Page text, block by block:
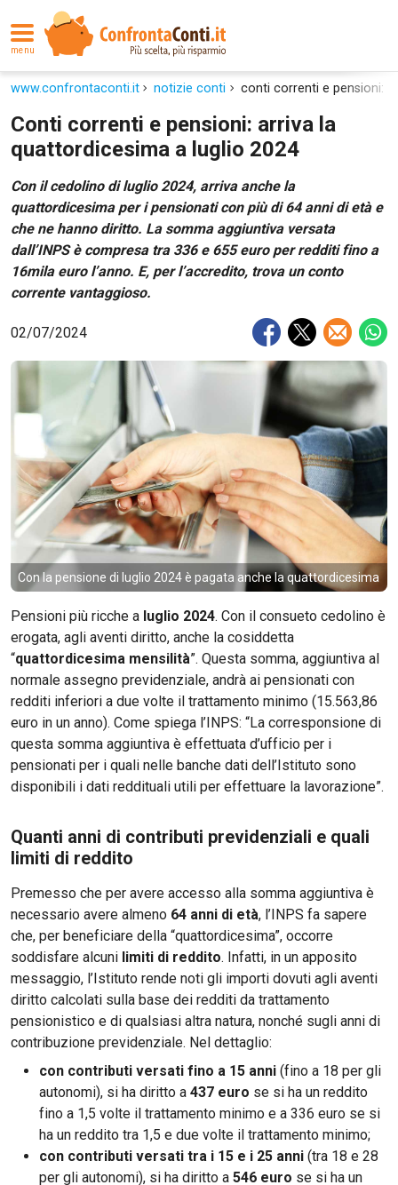
menu
www.confrontaconti.it notizie conti conti correnti e pensioni:
Conti correnti e pensioni: arriva la
quattordicesima a luglio 2024
Con il cedolino di luglio 2024, arriva anche la
quattordicesima per i pensionati con più di 64 anni di età e
che ne hanno diritto. La somma aggiuntiva versata
dall’INPS è compresa tra 336 e 655 euro per redditi fino a
16mila euro l’anno. E, per l’accredito, trova un conto
corrente vantaggioso.
02/07/2024
Con la pensione di luglio 2024 è pagata anche la quattordicesima
Pensioni più ricche a luglio 2024. Con il consueto cedolino è
erogata, agli aventi diritto, anche la cosiddetta
“quattordicesima mensilità”. Questa somma, aggiuntiva al
normale assegno previdenziale, andrà ai pensionati con
redditi inferiori a due volte il trattamento minimo (15.563,86
euro in un anno). Come spiega l’INPS: “La corresponsione di
questa somma aggiuntiva è effettuata d’ufficio per i
pensionati per i quali nelle banche dati dell’Istituto sono
disponibili i dati reddituali utili per effettuare la lavorazione”.
Quanti anni di contributi previdenziali e quali
limiti di reddito
Premesso che per avere accesso alla somma aggiuntiva è
necessario avere almeno 64 anni di età, l’INPS fa sapere
che, per beneficiare della “quattordicesima”, occorre
soddisfare alcuni limiti di reddito. Infatti, in un apposito
messaggio, l’Istituto rende noti gli importi dovuti agli aventi
diritto calcolati sulla base dei redditi da trattamento
pensionistico e di qualsiasi altra natura, nonché sugli anni di
contribuzione previdenziale. Nel dettaglio:
con contributi versati fino a 15 anni (fino a 18 per gli
autonomi), si ha diritto a 437 euro se si ha un reddito
fino a 1,5 volte il trattamento minimo e a 336 euro se si
ha un reddito tra 1,5 e due volte il trattamento minimo;
con contributi versati tra i 15 e i 25 anni (tra 18 e 28
per gli autonomi), si ha diritto a 546 euro se si ha un